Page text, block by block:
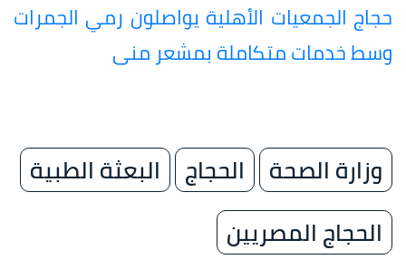
حجاج الجمعيات الأهلية يواصلون رمي الجمرات
وسط خدمات متكاملة بمشعر منى
وزارة الصحة الحجاج
البعثة الطبية
الحجاج المصريين